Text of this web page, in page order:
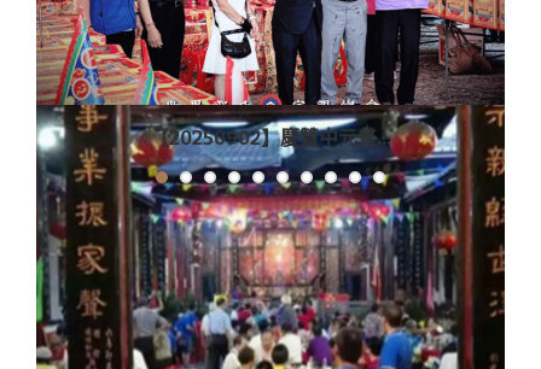
【20250902】慶贊中元普...